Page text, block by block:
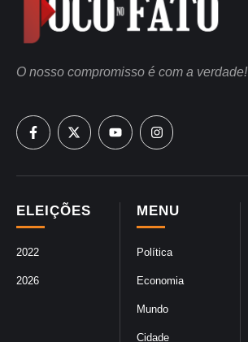
MENU
Política
Economia
Mundo
Cidade
ELEIÇÕES
2022
2026
O nosso compromisso é com a verdade!